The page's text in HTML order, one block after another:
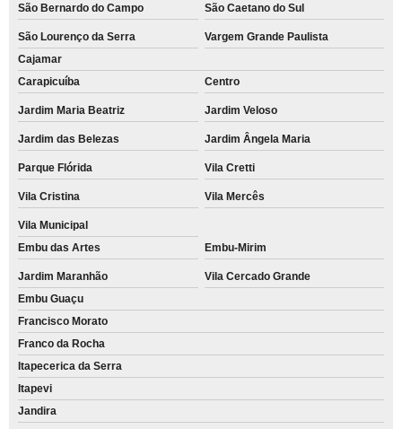
São Bernardo do Campo São Caetano do Sul
São Lourenço da Serra
Vargem Grande Paulista
Cajamar
Carapicuíba
Centro
Jardim Maria Beatriz Jardim Veloso
Jardim das Belezas Jardim Ângela Maria
Parque Flórida Vila Cretti
Vila Cristina Vila Mercês
Vila Municipal
Embu das Artes
Embu-Mirim
Jardim Maranhão
Vila Cercado Grande
Embu Guaçu
Francisco Morato
Franco da Rocha
Itapecerica da Serra
Itapevi
Jandira